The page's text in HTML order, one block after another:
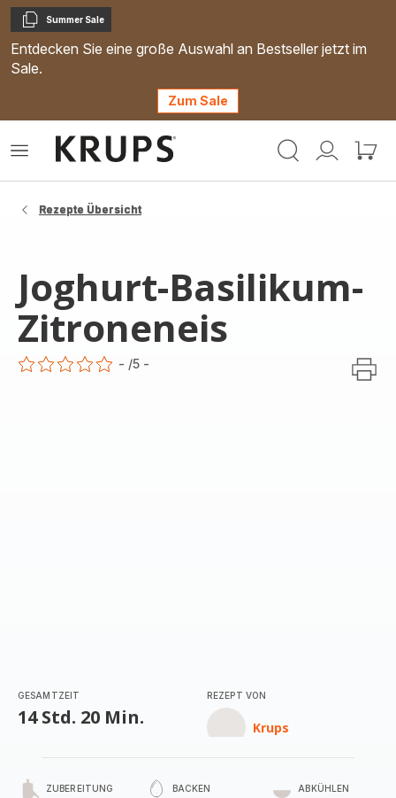
Kopieren
Summer Sale
Entdecken Sie eine große Auswahl an Bestseller jetzt im
Sale.
Zum Sale
Mein
Mein
Das
Rezepte Übersicht
Joghurt-Basilikum-
Zitroneneis
- /5 -
GESAMTZEIT
14 Std. 20 Min.
REZEPT VON
Krups
ZUBEREITUNG BACKEN ABKÜHLEN